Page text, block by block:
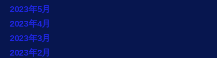
2023年5月
2023年4月
2023年3月
2023年2月